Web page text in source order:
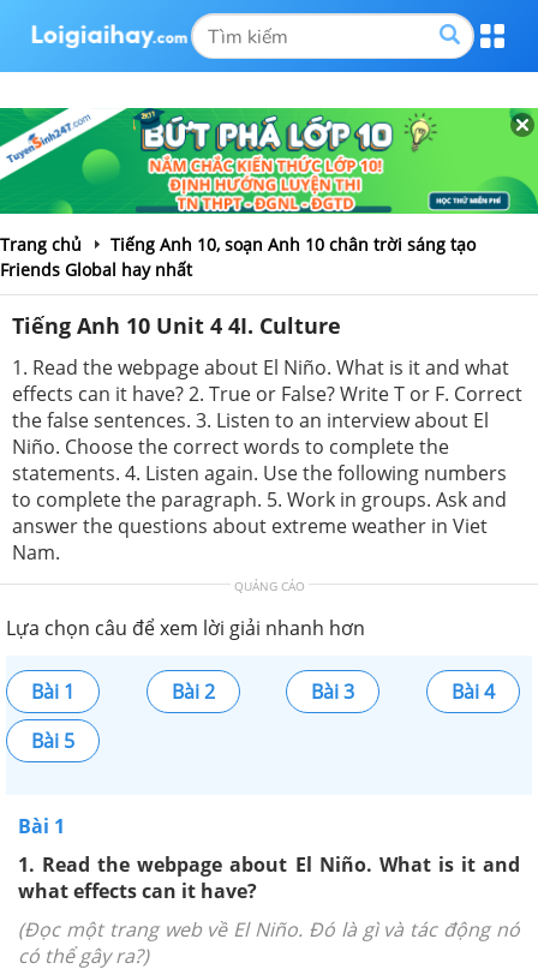
Trang chủ
Tiếng Anh 10, soạn Anh 10 chân trời sáng tạo
Friends Global hay nhất
Tiếng Anh 10 Unit 4 4I. Culture
1. Read the webpage about El Niño. What is it and what
effects can it have? 2. True or False? Write T or F. Correct
the false sentences. 3. Listen to an interview about El
Niño. Choose the correct words to complete the
statements. 4. Listen again. Use the following numbers
to complete the paragraph. 5. Work in groups. Ask and
answer the questions about extreme weather in Viet
Nam.
QUẢNG CÁO
Lựa chọn câu để xem lời giải nhanh hơn
Bài 1 Bài 2 Bài 3
Bài 4
Bài 5
Bài 1
1. Read the webpage about El Niño. What is it and
what effects can it have?
(Đọc một trang web về El Niño. Đó là gì và tác động nó
có thể gây ra?)